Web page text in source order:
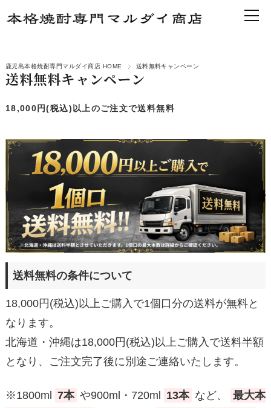
鹿児島本格焼酎専門マルダイ商店 HOME 送料無料キャンペーン
送料無料キャンペーン
18,000円(税込)以上のご注文で送料無料
送料無料の条件について
18,000円(税込)以上ご購入で1個口分の送料が無料と
なります。
北海道・沖縄は18,000円(税込)以上ご購入で送料半額
となり、ご注文完了後に別途ご連絡いたします。
※1800ml 7本 や900ml・720ml 13本 など、
最大本